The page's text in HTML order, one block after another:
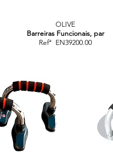
OLIVE
Barreiras Funcionais, par
Refª EN39200.00